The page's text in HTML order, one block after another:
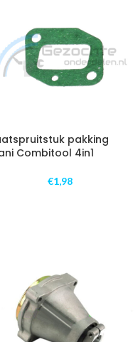
pakking
Combitool 4in1
€1,98